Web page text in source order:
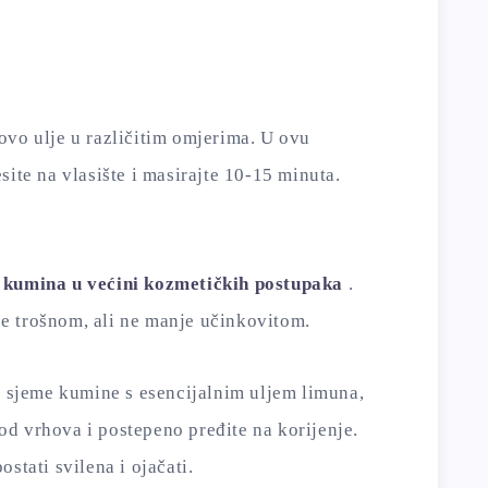
ulje u različitim omjerima. U ovu
na vlasište i masirajte 10-15 minuta.
u većini kozmetičkih postupaka .
trošnom, ali ne manje učinkovitom.
kumine s esencijalnim uljem limuna,
vrhova i postepeno pređite na korijenje.
svilena i ojačati.